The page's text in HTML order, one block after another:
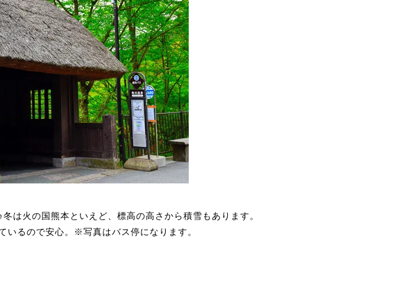
は火の国熊本といえど、標高の高さから積雪もあります。
いるので安心。※写真はバス停になります。